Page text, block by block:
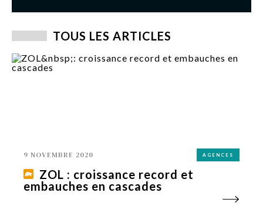
TOUS LES ARTICLES
9 NOVEMBRE 2020 AGENCES
ZOL : croissance record et
embauches en cascades